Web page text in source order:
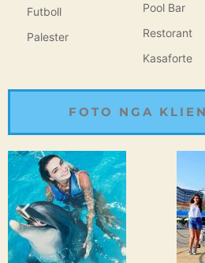
Futboll
Palester
Pool Bar
Restorant
Kasaforte
FOTO NGA